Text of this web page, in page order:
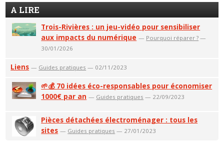
A LIRE
Trois-Rivières : un jeu-vidéo pour sensibiliser
aux impacts du numérique — Pourquoi réparer ? —
30/01/2026
Liens — Guides pratiques — 02/11/2023
🌱💰 70 idées éco-responsables pour économiser
1000€ par an — Guides pratiques — 22/09/2023
Pièces détachées électroménager : tous les
sites — Guides pratiques — 27/01/2023